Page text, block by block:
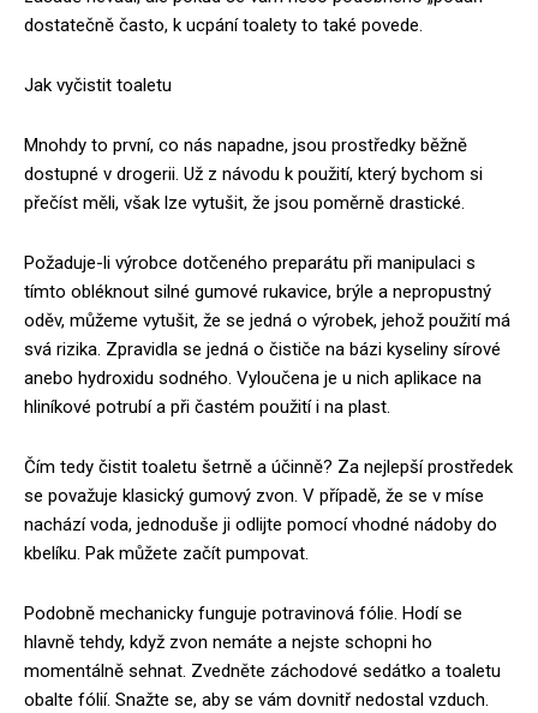
dostatečně často, k ucpání toalety to také povede.
Jak vyčistit toaletu
Mnohdy to první, co nás napadne, jsou prostředky běžně
dostupné v drogerii. Už z návodu k použití, který bychom si
přečíst měli, však lze vytušit, že jsou poměrně drastické.
Požaduje-li výrobce dotčeného preparátu při manipulaci s
tímto obléknout silné gumové rukavice, brýle a nepropustný
oděv, můžeme vytušit, že se jedná o výrobek, jehož použití má
svá rizika. Zpravidla se jedná o čističe na bázi kyseliny sírové
anebo hydroxidu sodného. Vyloučena je u nich aplikace na
hliníkové potrubí a při častém použití i na plast.
Čím tedy čistit toaletu šetrně a účinně? Za nejlepší prostředek
se považuje klasický gumový zvon. V případě, že se v míse
nachází voda, jednoduše ji odlijte pomocí vhodné nádoby do
kbelíku. Pak můžete začít pumpovat.
Podobně mechanicky funguje potravinová fólie. Hodí se
hlavně tehdy, když zvon nemáte a nejste schopni ho
momentálně sehnat. Zvedněte záchodové sedátko a toaletu
obalte fólií. Snažte se, aby se vám dovnitř nedostal vzduch.